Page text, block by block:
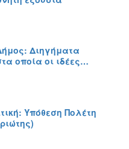
Διηγήματα
οποία οι ιδέες…
Υπόθεση Πολέτη